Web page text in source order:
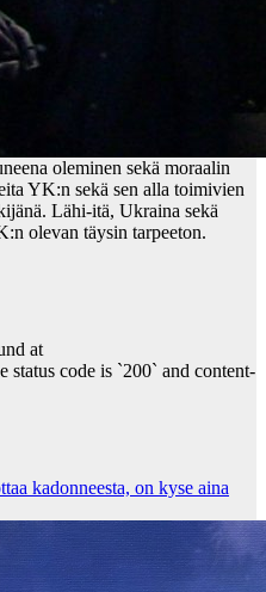
oleminen sekä moraalin
YK:n sekä sen alla toimivien
Lähi-itä, Ukraina sekä
olevan täysin tarpeeton.
at
status code is `200` and content-
kadonneesta, on kyse aina